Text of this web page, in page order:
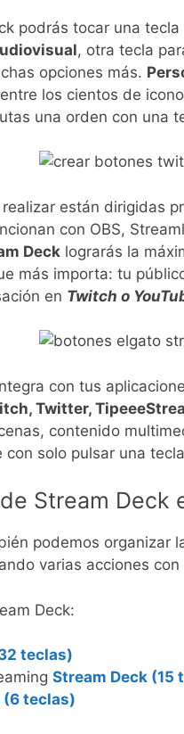
podrás tocar una tecla
, otra tecla
opciones más.
los cientos de
una orden con una
están dirigidas
con OBS,
Deck lograrás la
más importa: tu
en Twitch o
con tus
Twitter,
contenido
solo pulsar una
Stream Deck
podemos organizar
varias acciones
Deck:
teclas)
Stream Deck (15
(6 teclas)